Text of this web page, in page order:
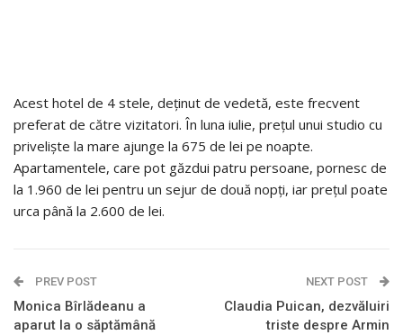
Acest hotel de 4 stele, deținut de vedetă, este frecvent
preferat de către vizitatori. În luna iulie, prețul unui studio cu
priveliște la mare ajunge la 675 de lei pe noapte.
Apartamentele, care pot găzdui patru persoane, pornesc de
la 1.960 de lei pentru un sejur de două nopți, iar prețul poate
urca până la 2.600 de lei.
PREV POST
Monica Bîrlădeanu a
aparut la o săptămână
NEXT POST
Claudia Puican, dezvăluiri
triste despre Armin